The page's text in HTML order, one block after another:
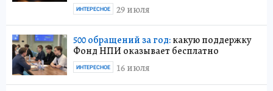
29 июля
ИНТЕРЕСНОЕ
500 обращений за год:какую поддержку
Фонд НПИ оказывает бесплатно
16 июля
ИНТЕРЕСНОЕ